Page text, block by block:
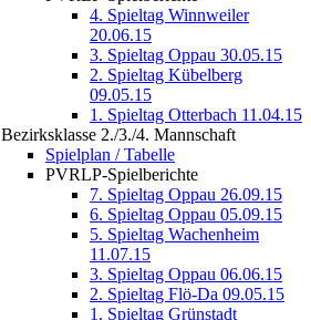
4. Spieltag Winnweiler
20.06.15
3. Spieltag Oppau 30.05.15
2. Spieltag Kübelberg
09.05.15
1. Spieltag Otterbach 11.04.15
Bezirksklasse 2./3./4. Mannschaft
Spielplan / Tabelle
PVRLP-Spielberichte
7. Spieltag Oppau 26.09.15
6. Spieltag Oppau 05.09.15
5. Spieltag Wachenheim
11.07.15
3. Spieltag Oppau 06.06.15
2. Spieltag Flö-Da 09.05.15
1. Spieltag Grünstadt